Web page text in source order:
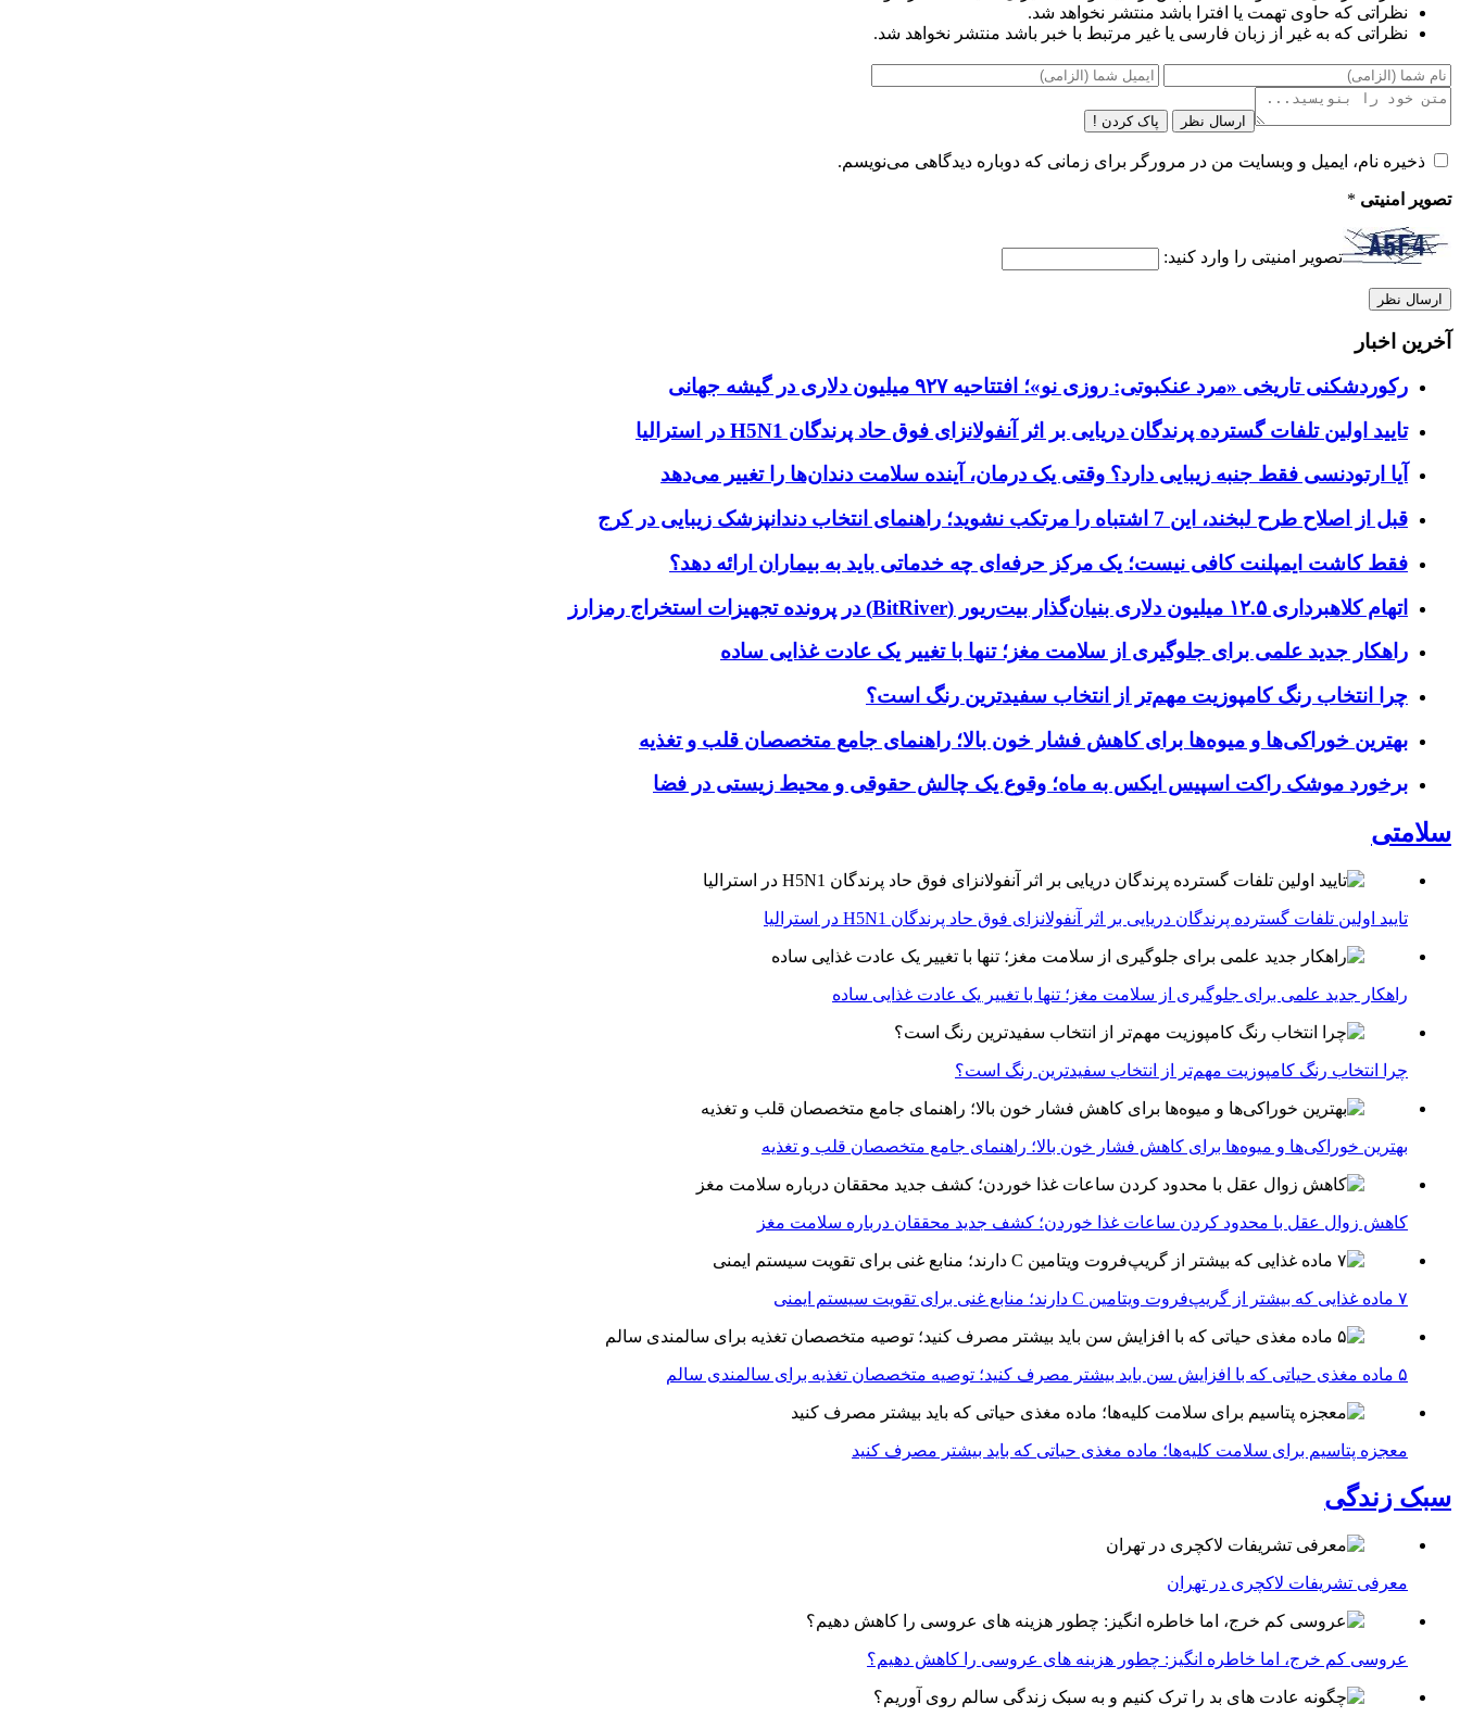
نظراتی که حاوی تهمت یا افترا باشد منتشر نخواهد شد.
نظراتی که به غیر از زبان فارسی یا غیر مرتبط با خبر باشد منتشر نخواهد شد.
ارسال نظر پاک کردن !
ذخیره نام، ایمیل و وبسایت من در مرورگر برای زمانی که دوباره دیدگاهی می‌نویسم.
تصویر امنیتی *
تصویر امنیتی را وارد کنید:
آخرین اخبار
رکوردشکنی تاریخی «مرد عنکبوتی: روزی نو»؛ افتتاحیه ۹۲۷ میلیون دلاری در گیشه جهانی
تایید اولین تلفات گسترده پرندگان دریایی بر اثر آنفولانزای فوق حاد پرندگان H5N1 در استرالیا
آیا ارتودنسی فقط جنبه زیبایی دارد؟ وقتی یک درمان، آینده سلامت دندان‌ها را تغییر می‌دهد
قبل از اصلاح طرح لبخند، این 7 اشتباه را مرتکب نشوید؛ راهنمای انتخاب دندانپزشک زیبایی در کرج
فقط کاشت ایمپلنت کافی نیست؛ یک مرکز حرفه‌ای چه خدماتی باید به بیماران ارائه دهد؟
اتهام کلاهبرداری ۱۲.۵ میلیون دلاری بنیان‌گذار بیت‌ریور (BitRiver) در پرونده تجهیزات استخراج رمزارز
راهکار جدید علمی برای جلوگیری از سلامت مغز؛ تنها با تغییر یک عادت غذایی ساده
چرا انتخاب رنگ کامپوزیت مهم‌تر از انتخاب سفیدترین رنگ است؟
بهترین خوراکی‌ها و میوه‌ها برای کاهش فشار خون بالا؛ راهنمای جامع متخصصان قلب و تغذیه
برخورد موشک راکت اسپیس ایکس به ماه؛ وقوع یک چالش حقوقی و محیط زیستی در فضا
سلامتی
تایید اولین تلفات گسترده پرندگان دریایی بر اثر آنفولانزای فوق حاد پرندگان H5N1 در استرالیا
راهکار جدید علمی برای جلوگیری از سلامت مغز؛ تنها با تغییر یک عادت غذایی ساده
چرا انتخاب رنگ کامپوزیت مهم‌تر از انتخاب سفیدترین رنگ است؟
بهترین خوراکی‌ها و میوه‌ها برای کاهش فشار خون بالا؛ راهنمای جامع متخصصان قلب و تغذیه
کاهش زوال عقل با محدود کردن ساعات غذا خوردن؛ کشف جدید محققان درباره سلامت مغز
۷ ماده غذایی که بیشتر از گریپ‌فروت ویتامین C دارند؛ منابع غنی برای تقویت سیستم ایمنی
۵ ماده مغذی حیاتی که با افزایش سن باید بیشتر مصرف کنید؛ توصیه متخصصان تغذیه برای سالمندی سالم
معجزه پتاسیم برای سلامت کلیه‌ها؛ ماده مغذی حیاتی که باید بیشتر مصرف کنید
سبک زندگی
معرفی تشریفات لاکچری در تهران
عروسی کم خرج، اما خاطره انگیز: چطور هزینه های عروسی را کاهش دهیم؟